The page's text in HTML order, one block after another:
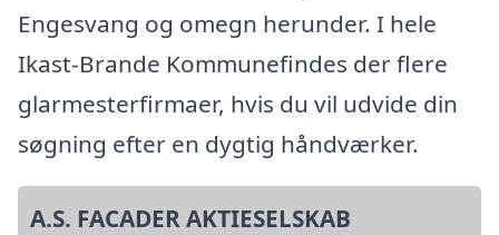
Engesvang og omegn herunder. I hele
Ikast-Brande Kommunefindes der flere
glarmesterfirmaer, hvis du vil udvide din
søgning efter en dygtig håndværker.
A.S. FACADER AKTIESELSKAB